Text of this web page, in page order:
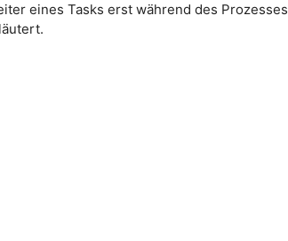
eines Tasks erst während des Prozesses